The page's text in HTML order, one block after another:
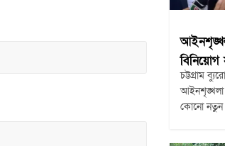
বিনিয়োগ
চট্টগ্রাম
আইনশৃঙ্খলা
কোনো নতুন